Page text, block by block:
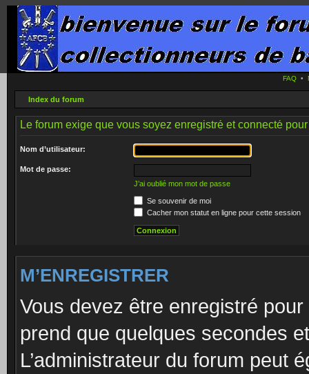
FAQ •
Index du forum
Le forum exige que vous soyez enregistré et connecté
Nom d’utilisateur:
Mot de passe:
J’ai oublié mon mot de passe
Se souvenir de moi
Cacher mon statut en ligne pour cette session
M’ENREGISTRER
Vous devez être enregistré
prend que quelques secondes
L’administrateur du forum peut